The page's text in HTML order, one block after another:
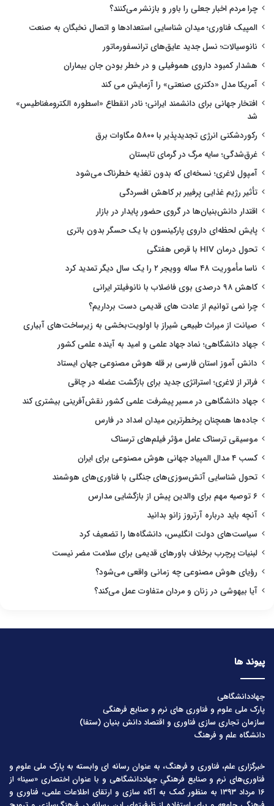
چرا مردم اخبار جعلی را باور و بازنشر می‌کنند؟
المپیک فناوری؛ میدان شناسایی استعدادها و اتصال نخبگان به صنعت
نانوسیالات؛ نسل جدید عایق‌های ترانسفورماتور
هشدار کمبود داروی هموفیلی و در خطر بودن جان بیماران
آمریکا مدل «دکتری صنعتی» را آزمایش می کند
افتخار جهانی برای دانشمند ایرانی؛ نادر انقطاع «اسطوره الکترومغناطیس»
شد
رکوردشکنی انرژی تجدیدپذیر با ۵۸۰۰ مگاوات برق
غرق‌شدگی؛ سایه مرگ در گرمای تابستان
آمپول لاغری؛ نسخه‌ای که بدون تغذیه خطرناک می‌شود
تأثیر رژیم غذایی پرفیبر بر کاهش افسردگی
اقتدار دانش‌بنیان‌ها در گروی حضور پایدار در بازار
پایش لحظه‌ای داروی پارکینسون با یک حسگر بدون باتری
تحول درمان HIV با قرص هفتگی
ناسا مأموریت ۴۸ ساله وویجر ۲ را یک سال دیگر تمدید کرد
کاهش ۹۸ درصدی بوی فاضلاب با نانوفیلتر ایرانی
چرا نمی توانیم از عادت های قدیمی دست برداریم؟
صیانت از میراث طبیعی شیراز با اولویت‌بخشی به زیرساخت‌های آبیاری
جهاد دانشگاهی؛ نماد جهاد علمی و امید به آینده علمی کشور
دانش آموز استان فارسی بر قله هوش مصنوعی جهان ایستاد
فراتر از لاغری؛ استراتژی جدید برای بازگشت عضله در چاقی
جهاد دانشگاهی در مسیر پیشرفت علمی کشور نقش‌آفرینی بیشتری کند
جاده‌ها همچنان پرخطرترین میدان امداد در فارس
موسیقی ترسناک عامل مؤثر فیلم‌های ترسناک
کسب ۴ مدال المپیاد جهانی هوش مصنوعی برای ایران
تحول شناسایی آتش‌سوزی‌های جنگلی با فناوری‌های هوشمند
۶ توصیه مهم برای والدین پیش از بازگشایی مدارس
آنچه باید درباره آرتروز زانو بدانید
سیاست‌های دولت انگلیس، دانشگاه‌ها را تضعیف کرد
لبنیات پرچرب برخلاف باورهای قدیمی برای سلامت مضر نیست
رؤیای هوش مصنوعی چه زمانی واقعی می‌شود؟
آیا بیهوشی در زنان و مردان متفاوت عمل می‌کند؟
پیوند ها
جهاددانشگاهی
پارک ملی علوم و فناوری های نرم و صنایع فرهنگی
سازمان تجاری سازی فناوری و اقتصاد دانش بنیان (ستفا)
دانشگاه علم و فرهنگ
خبرگزاری علم، فناوری و فرهنگ، به عنوان رسانه ای وابسته به پارک ملی علوم و
فناوری‌های نرم و صنایع فرهنگیِ جهاددانشگاهی و با عنوان اختصاری «سینا» از
۱۶ مرداد ۱۳۹۳ به منظور کمک به آگاه سازی و ارتقای اطلاعات علمی، فناوری و